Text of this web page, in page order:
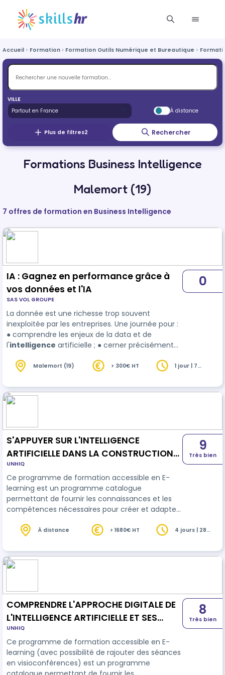
Accueil Formation Formation Outils Numérique et Bureautique
VILLE
À distance
Plus de filtres2 Rechercher
Formations Business Intelligence
Malemort (19)
7 offres de formation en Business Intelligence
IA : Gagnez en performance grâce à
vos données et l'IA
SAS VOL GROUPE
La donnée est une richesse trop souvent
inexploitée par les entreprises. Une journée pour :
● comprendre les enjeux de la data et de
l'intelligence artificielle ; ● cerner précisément
pour évaluer le potentiel de vos données ; ●
rentable. En bref, vous donner envie d’innover à
travers les tec…
0
Malemort (19) > 300€ HT
1 jour | 7
S'APPUYER SUR L'INTELLIGENCE
ARTIFICIELLE DANS LA CONSTRUCTION
DES PLANNINGS AFIN D'OPTIMISER LA
PERFORMANCE ET LES DEPLACEMENTS
UNHIQ
Ce programme de formation accessible en E-
learning est un programme catalogue
permettant de fournir les connaissances et les
compétences nécessaires pour créer et adapter
déplacements des équipes techniques. Au terme
capable de construire et ajuster un planning
technique en temps réel grâce à l’IA, tout en
9
Très bien
À distance > 1680€ HT
4 jours | 28
COMPRENDRE L'APPROCHE DIGITALE DE
L'INTELLIGENCE ARTIFICIELLE ET SES
OBJECTIFS
UNHIQ
Ce programme de formation accessible en E-
learning (avec possibilité de rajouter des séances
en visioconférences) est un programme
8
Très bien